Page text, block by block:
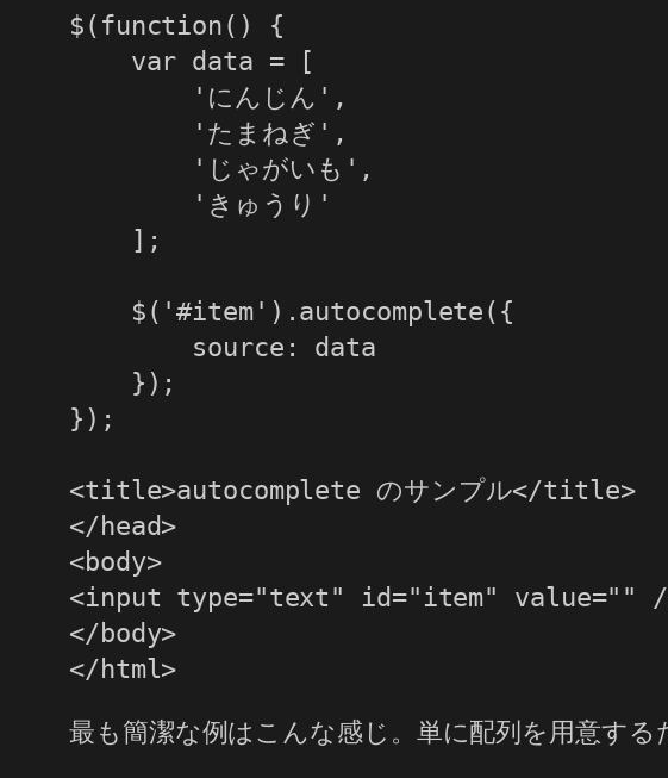
$(function() {
var data = [
'にんじん',
'たまねぎ',
'じゃがいも',
'きゅうり'
];
$('#item').autocomplete({
source: data
});
});
<title>autocomplete のサンプル</title>
</head>
<body>
<input type="text" id="item" value="" /
</body>
最も簡潔な例はこんな感じ。単に配列を用意する